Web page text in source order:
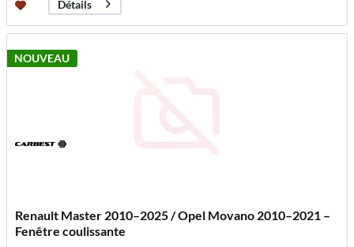
Détails
NOUVEAU
Renault Master 2010–2025 / Opel Movano 2010–2021 –
Fenêtre coulissante